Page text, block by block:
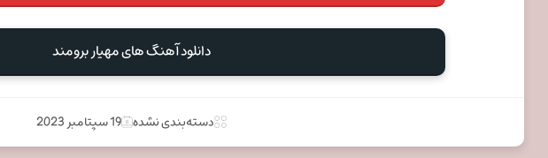
دانلود آهنگ های مهیار برومند
دسته‌بندی نشده 19 سپتامبر 2023